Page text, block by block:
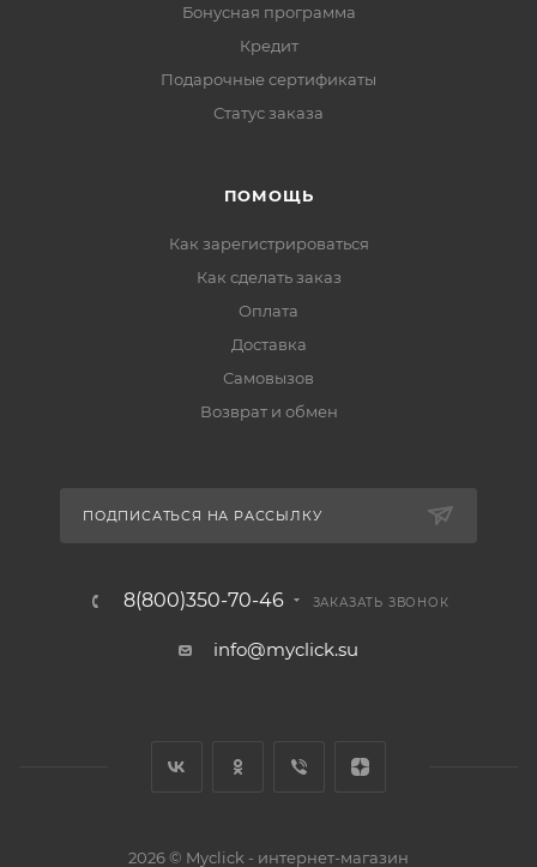
Бонусная программа
Кредит
Подарочные сертификаты
Статус заказа
ПОМОЩЬ
Как зарегистрироваться
Как сделать заказ
Оплата
Доставка
Самовызов
Возврат и обмен
ПОДПИСАТЬСЯ НА РАССЫЛКУ
8(800)350-70-46 ЗАКАЗАТЬ ЗВОНОК
info@myclick.su
2026 © Myclick - интернет-магазин